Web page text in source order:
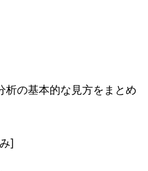
析の基本的な見方をまとめ
]